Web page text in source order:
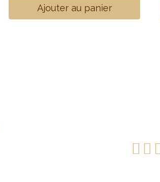
Ajouter au panier